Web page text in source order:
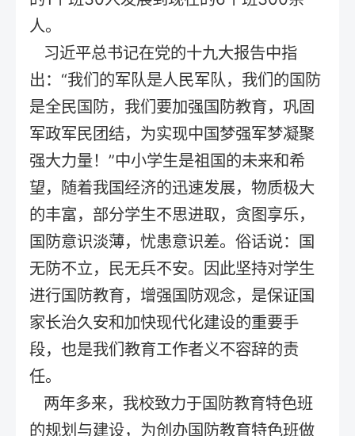
人。
习近平总书记在党的十九大报告中指
出：“我们的军队是人民军队，我们的国防
是全民国防，我们要加强国防教育，巩固
军政军民团结，为实现中国梦强军梦凝聚
强大力量！”中小学生是祖国的未来和希
望，随着我国经济的迅速发展，物质极大
的丰富，部分学生不思进取，贪图享乐，
国防意识淡薄，忧患意识差。俗话说：国
无防不立，民无兵不安。因此坚持对学生
进行国防教育，增强国防观念，是保证国
家长治久安和加快现代化建设的重要手
段，也是我们教育工作者义不容辞的责
任。
两年多来，我校致力于国防教育特色班
的规划与建设，为创办国防教育特色班做